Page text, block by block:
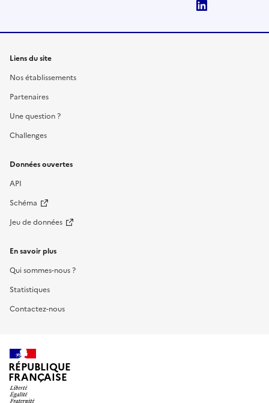
Liens du site
Nos établissements
Partenaires
Une question ?
Challenges
Données ouvertes
API
Schéma
Jeu de données
En savoir plus
Qui sommes-nous ?
Statistiques
Contactez-nous
RÉPUBLIQUE
FRANÇAISE